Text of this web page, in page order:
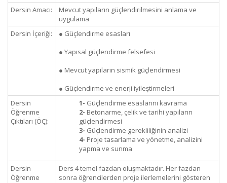
Dersin Amacı:
Mevcut yapıların güçlendirilmesini anlama ve
uygulama
Dersin İçeriği:
● Güçlendirme esasları
● Yapısal güçlendirme felsefesi
● Mevcut yapıların sismik güçlendirmesi
● Güçlendirme ve enerji iyileştirmeleri
Dersin
Öğrenme
Çıktıları (ÖÇ):
1- Güçlendirme esaslarını kavrama
2- Betonarme, çelik ve tarihi yapıların
güçlendirmesi
3- Güçlendirme gerekliliğinin analizi
4- Proje tasarlama ve yönetme, analizini
yapma ve sunma
Dersin
Öğrenme
Ders 4 temel fazdan oluşmaktadır. Her fazdan
sonra öğrencilerden proje ilerlemelerini gösteren